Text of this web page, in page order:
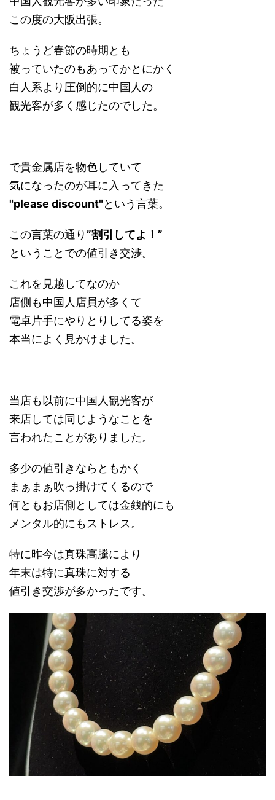
この度の大阪出張。
ちょうど春節の時期とも
被っていたのもあってかとにかく
白人系より圧倒的に中国人の
観光客が多く感じたのでした。
で貴金属店を物色していて
気になったのが耳に入ってきた
"please discount"という言葉。
この言葉の通り”割引してよ！”
ということでの値引き交渉。
これを見越してなのか
店側も中国人店員が多くて
電卓片手にやりとりしてる姿を
本当によく見かけました。
当店も以前に中国人観光客が
来店しては同じようなことを
言われたことがありました。
多少の値引きならともかく
まぁまぁ吹っ掛けてくるので
何ともお店側としては金銭的にも
メンタル的にもストレス。
特に昨今は真珠高騰により
年末は特に真珠に対する
値引き交渉が多かったです。